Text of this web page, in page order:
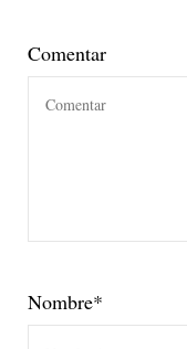
Comentar
Nombre*